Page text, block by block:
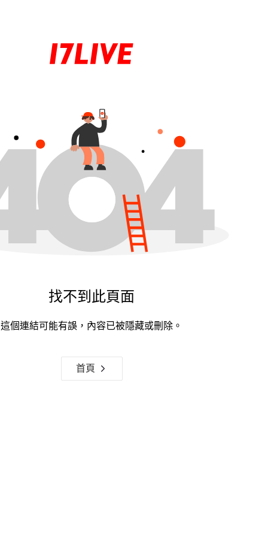
找不到此頁面
這個連結可能有誤，內容已被隱藏或刪除。
首頁